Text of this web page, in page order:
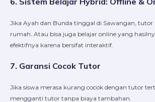
Jika Ayah dan Bunda tinggal di Sawangan, tutor
rumah. Atau bisa juga belajar online yang
efektifnya karena bersifat interaktif.
7. Garansi Cocok Tutor
Jika siswa merasa kurang cocok dengan tutor
mengganti tutor tanpa biaya tambahan.